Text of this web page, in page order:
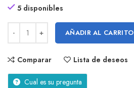
5 disponibles
AÑADIR AL CARRITO
Comparar Lista de deseos
Cual es su pregunta